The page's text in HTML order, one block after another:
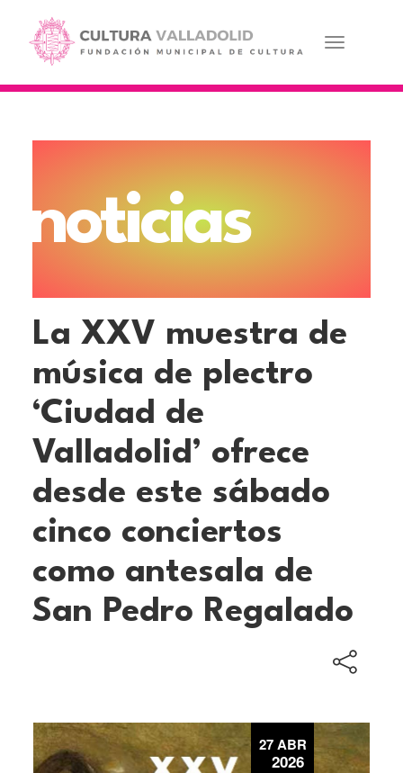
contenido
principal
Toggle
noticias
La XXV muestra de
música de plectro
‘Ciudad de
Valladolid’ ofrece
desde este sábado
cinco conciertos
como antesala de
San Pedro Regalado
27 ABR
2026